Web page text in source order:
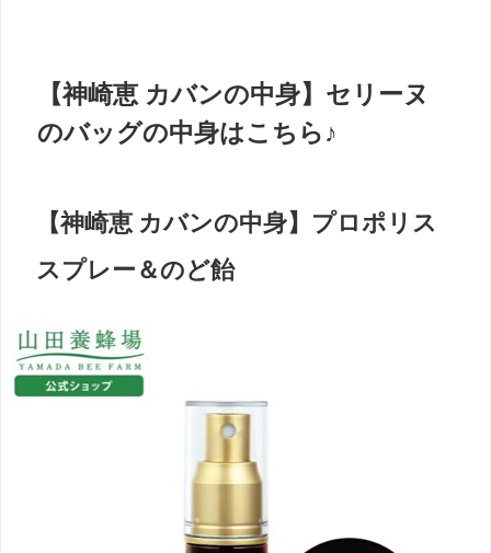
【神崎恵 カバンの中身】セリーヌ
のバッグの中身はこちら♪
【神崎恵 カバンの中身】プロポリス
スプレー＆のど飴